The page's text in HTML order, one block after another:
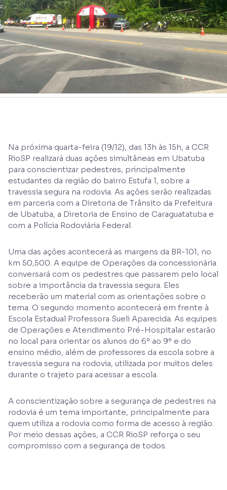
Na próxima quarta-feira (19/12), das 13h às 15h, a CCR
RioSP realizará duas ações simultâneas em Ubatuba
para conscientizar pedestres, principalmente
estudantes da região do bairro Estufa 1, sobre a
travessia segura na rodovia. As ações serão realizadas
em parceria com a Diretoria de Trânsito da Prefeitura
de Ubatuba, a Diretoria de Ensino de Caraguatatuba e
com a Polícia Rodoviária Federal.
Uma das ações acontecerá as margens da BR-101, no
km 50,500. A equipe de Operações da concessionária
conversará com os pedestres que passarem pelo local
sobre a importância da travessia segura. Eles
receberão um material com as orientações sobre o
tema. O segundo momento acontecerá em frente à
Escola Estadual Professora Sueli Aparecida. As equipes
de Operações e Atendimento Pré-Hospitalar estarão
no local para orientar os alunos do 6º ao 9º e do
ensino médio, além de professores da escola sobre a
travessia segura na rodovia, utilizada por muitos deles
durante o trajeto para acessar a escola.
A conscientização sobre a segurança de pedestres na
rodovia é um tema importante, principalmente para
quem utiliza a rodovia como forma de acesso à região.
Por meio dessas ações, a CCR RioSP reforça o seu
compromisso com a segurança de todos.